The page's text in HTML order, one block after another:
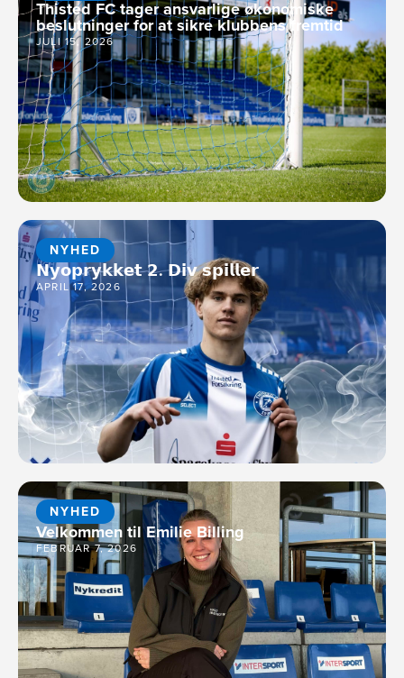
Thisted FC tager ansvarlige økonomiske
beslutninger for at sikre klubbens fremtid
JULI 15, 2026
NYHED
𝗡𝘆𝗼𝗽𝗿𝘆𝗸𝗸𝗲𝘁 𝟮. 𝗗𝗶𝘃 𝘀𝗽𝗶𝗹𝗹𝗲𝗿
APRIL 17, 2026
NYHED
Velkommen til Emilie Billing
FEBRUAR 7, 2026